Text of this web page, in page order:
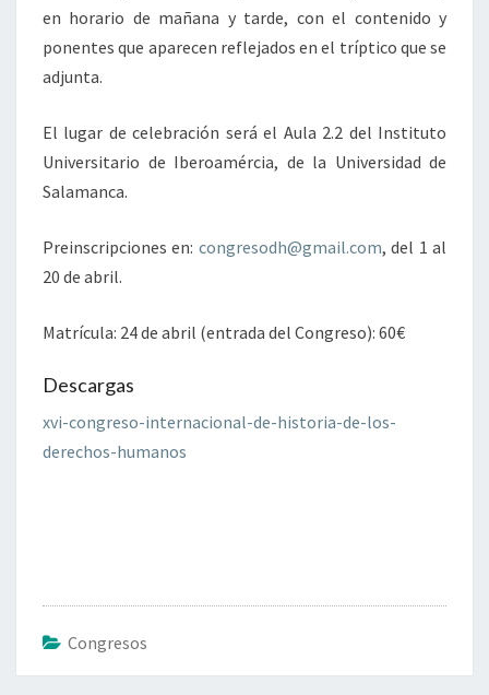
en horario de mañana y tarde, con el contenido y
ponentes que aparecen reflejados en el tríptico que se
adjunta.
El lugar de celebración será el Aula 2.2 del Instituto
Universitario de Iberoamércia, de la Universidad de
Salamanca.
Preinscripciones en: congresodh@gmail.com, del 1 al
20 de abril.
Matrícula: 24 de abril (entrada del Congreso): 60€
Descargas
xvi-congreso-internacional-de-historia-de-los-
derechos-humanos
Congresos